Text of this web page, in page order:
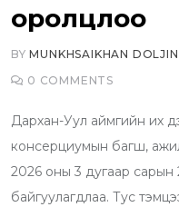
оролцлоо
BYMUNKHSAIKHAN DOLJIN
0 COMMENTS
Дархан-Уул аймгийн их
консерциумын багш,
2026 оны 3 дугаар сарын
байгуулагдлаа. Тус